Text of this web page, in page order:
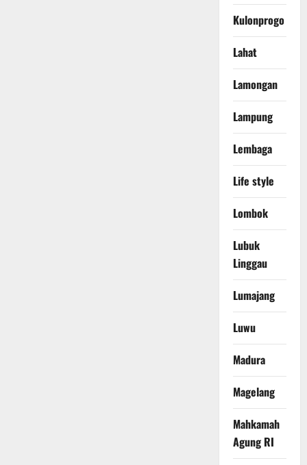
Kulonprogo
Lahat
Lamongan
Lampung
Lembaga
Life style
Lombok
Lubuk
Linggau
Lumajang
Luwu
Madura
Magelang
Mahkamah
Agung RI